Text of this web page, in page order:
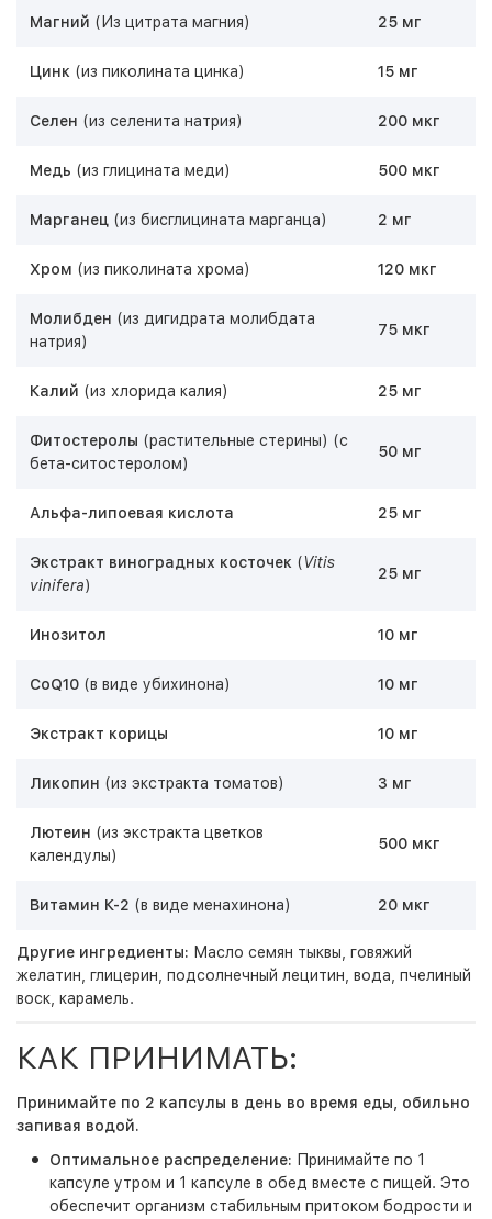
Магний (Из цитрата магния) 25 мг
Цинк (из пиколината цинка) 15 мг
Селен (из селенита натрия) 200 мкг
Медь (из глицината меди) 500 мкг
Марганец (из бисглицината марганца) 2 мг
Хром (из пиколината хрома) 120 мкг
Молибден (из дигидрата молибдата
натрия)
75 мкг
Калий (из хлорида калия) 25 мг
Фитостеролы (растительные стерины) (с
бета-ситостеролом)
50 мг
Альфа-липоевая кислота 25 мг
Экстракт виноградных косточек (Vitis
vinifera)
25 мг
Инозитол 10 мг
CoQ10 (в виде убихинона) 10 мг
Экстракт корицы 10 мг
Ликопин (из экстракта томатов) 3 мг
Лютеин (из экстракта цветков
календулы)
500 мкг
Витамин К-2 (в виде менахинона) 20 мкг
Другие ингредиенты: Масло семян тыквы, говяжий
желатин, глицерин, подсолнечный лецитин, вода, пчелиный
воск, карамель.
КАК ПРИНИМАТЬ:
Принимайте по 2 капсулы в день во время еды , обильно
запивая водой.
Оптимальное распределение: Принимайте по 1
капсуле утром и 1 капсуле в обед вместе с пищей. Это
обеспечит организм стабильным притоком бодрости и